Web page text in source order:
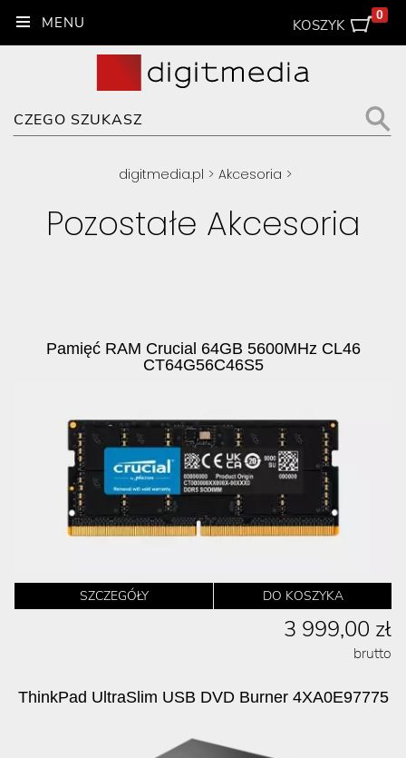
KOSZYK
0
digitmedia.pl > Akcesoria >
Pozostałe Akcesoria
Pamięć RAM Crucial 64GB 5600MHz CL46
CT64G56C46S5
SZCZEGÓŁY DO KOSZYKA
3 999,00 zł
brutto
ThinkPad UltraSlim USB DVD Burner 4XA0E97775